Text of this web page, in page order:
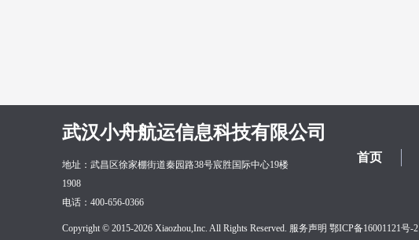
武汉小舟航运信息科技有限公司
首页
地址：武昌区徐家棚街道秦园路38号宸胜国际中心19楼
1908
电话：400-656-0366
Copyright © 2015-2026 Xiaozhou,Inc. All Rights Reserved. 服务声明 鄂ICP备16001121号-2